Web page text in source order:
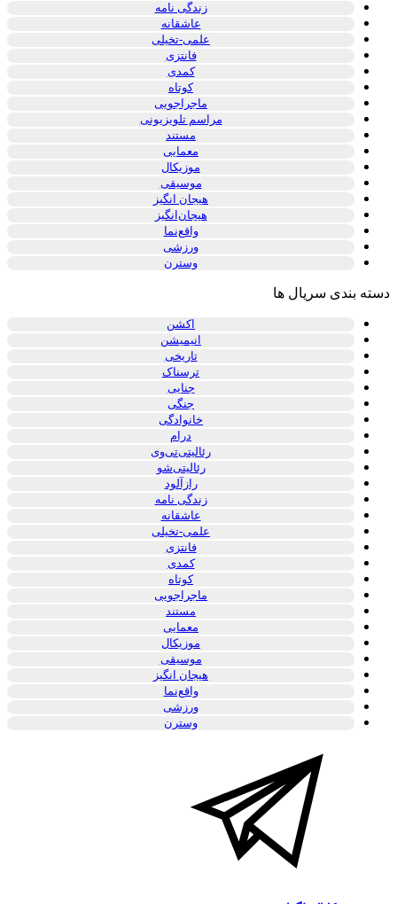
زندگی نامه
عاشقانه
علمی-تخیلی
فانتزی
کمدی
کوتاه
ماجراجویی
مراسم تلویزیونی
مستند
معمایی
موزیکال
موسیقی
هیجان انگیز
هیجان‌انگیز
واقع‌نما
ورزشی
وسترن
دسته بندی سریال ها
اکشن
انیمیشن
تاریخی
ترسناک
جنایی
جنگی
خانوادگی
درام
رئالیتی‌تی‌وی
رئالیتی‌شو
رازآلود
زندگی نامه
عاشقانه
علمی-تخیلی
فانتزی
کمدی
کوتاه
ماجراجویی
مستند
معمایی
موزیکال
موسیقی
هیجان انگیز
واقع‌نما
ورزشی
وسترن